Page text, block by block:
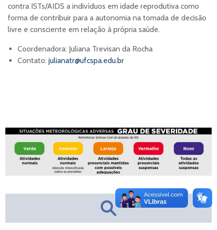
contra ISTs/AIDS a indivíduos em idade reprodutiva como
forma de contribuir para a autonomia na tomada de decisão
livre e consciente em relação à própria saúde.
Coordenadora: Juliana Trevisan da Rocha
Contato: julianatr@ufcspa.edu.br